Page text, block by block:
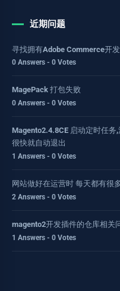
近期问题
寻找拥有Adobe Commerce开
0 Answers - 0 Votes
MagePack 打包失败
0 Answers - 0 Votes
Magento2.4.8CE 启动定时任务
很快就自动退出
1 Answers - 0 Votes
网站做好在运营时 每天都有很
2 Answers - 0 Votes
magento2开发插件的仓库相关
1 Answers - 0 Votes